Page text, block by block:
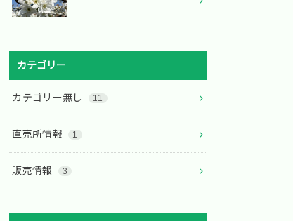
カテゴリー
カテゴリー無し 11
直売所情報 1
販売情報 3